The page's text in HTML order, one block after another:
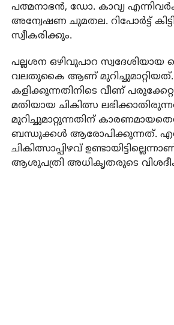
പത്മനാഭന്‍, ഡോ. കാവ്യ
അന്വേഷണ ചുമതല. റിപോര്‍ട്ട്
സ്വീകരിക്കും.
പല്ലശന ഒഴിവുപാറ സ്വദേശിയായ
വലതുകൈ ആണ് മുറിച്ചുമാറ്റിയത്.
കളിക്കുന്നതിനിടെ വീണ്
മതിയായ ചികിത്സ
മുറിച്ചുമാറ്റുന്നതിന്
ബന്ധുക്കള്‍ ആരോപിക്കുന്നത്.
ചികിത്സാപ്പിഴവ്
ആശുപത്രി അധികൃതരുടെ